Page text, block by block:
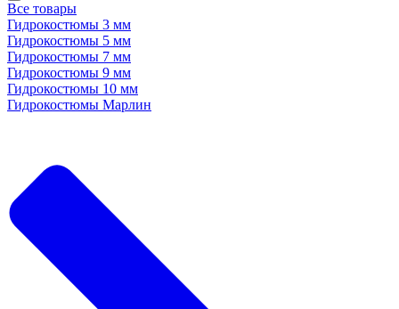
Все товары
Гидрокостюмы 3 мм
Гидрокостюмы 5 мм
Гидрокостюмы 7 мм
Гидрокостюмы 9 мм
Гидрокостюмы 10 мм
Гидрокостюмы Марлин